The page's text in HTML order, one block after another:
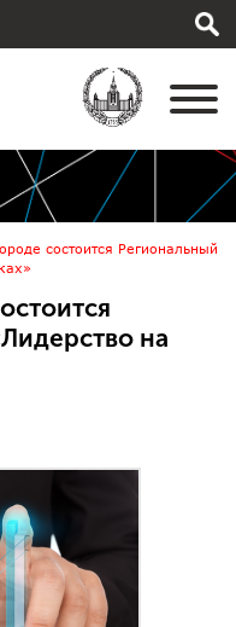
состоится Региональный
на